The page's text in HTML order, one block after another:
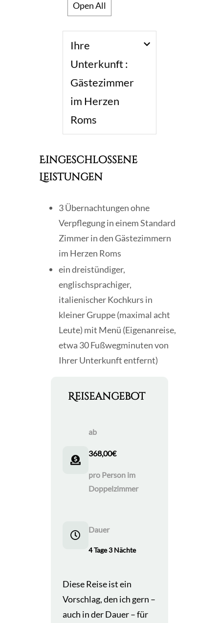
Open All
Ihre
Unterkunft :
Gästezimmer
im Herzen
Roms
Eingeschlossene
Leistungen
3 Übernachtungen ohne
Verpflegung in einem Standard
Zimmer in den Gästezimmern
im Herzen Roms
ein dreistündiger,
englischsprachiger,
italienischer Kochkurs in
kleiner Gruppe (maximal acht
Leute) mit Menü (Eigenanreise,
etwa 30 Fußwegminuten von
Ihrer Unterkunft entfernt)
Reiseangebot
ab
368,00€
pro Person im
Doppelzimmer
Dauer
4 Tage 3 Nächte
Diese Reise ist ein
Vorschlag, den ich gern –
auch in der Dauer – für